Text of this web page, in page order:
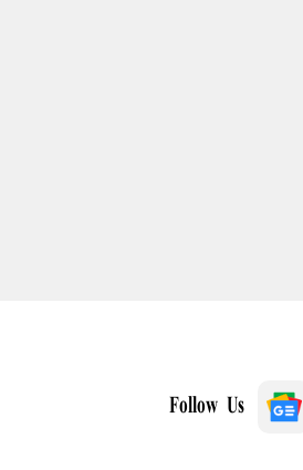
Follow Us